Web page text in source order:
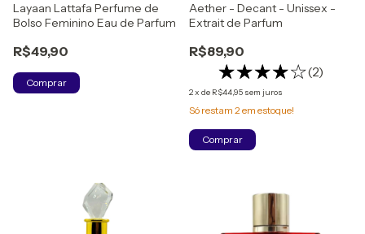
Layaan Lattafa Perfume de
Bolso Feminino Eau de Parfum
R$49,90
Comprar
Aether - Decant - Unissex -
Extrait de Parfum
R$89,90
(2)
2x de R$44,95 sem juros
Só restam 2em estoque!
Comprar